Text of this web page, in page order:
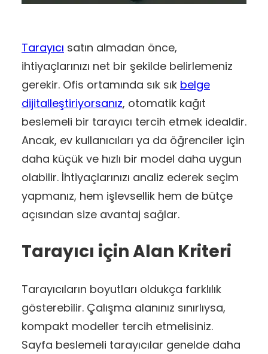
Tarayıcı satın almadan önce,
ihtiyaçlarınızı net bir şekilde belirlemeniz
gerekir. Ofis ortamında sık sık belge
dijitalleştiriyorsanız, otomatik kağıt
beslemeli bir tarayıcı tercih etmek idealdir.
Ancak, ev kullanıcıları ya da öğrenciler için
daha küçük ve hızlı bir model daha uygun
olabilir. İhtiyaçlarınızı analiz ederek seçim
yapmanız, hem işlevsellik hem de bütçe
açısından size avantaj sağlar.
Tarayıcı için Alan Kriteri
Tarayıcıların boyutları oldukça farklılık
gösterebilir. Çalışma alanınız sınırlıysa,
kompakt modeller tercih etmelisiniz.
Sayfa beslemeli tarayıcılar genelde daha